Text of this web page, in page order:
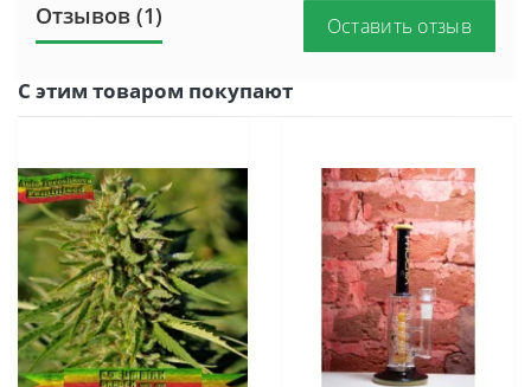
Отзывов (1) Оставить отзыв
С этим товаром покупают